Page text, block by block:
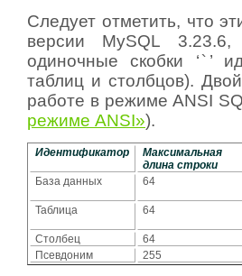
Следует отметить, что
версии MySQL
одиночные скобки ‘` ’
таблиц и столбцов).
работе в режиме ANSI
режиме ANSI»).
Идентификатор
Максимальная
длина строки
База данных 64
Таблица
64
Столбец
64
Псевдоним
255